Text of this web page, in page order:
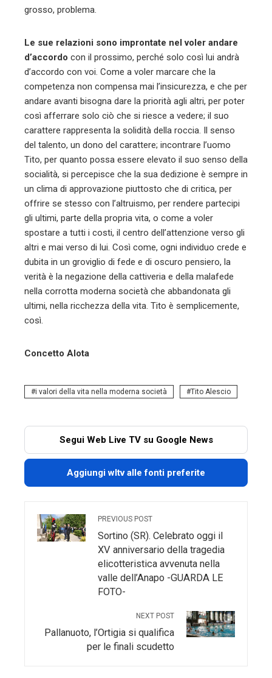
dubita in un groviglio di fede e di oscuro pensiero, la
nella corrotta moderna società che abbandonata gli
ultimi, nella ricchezza della vita. Tito è semplicemente,
così.
Concetto Alota
i valori della vita nella moderna società Tito Alescio
Segui Web Live TV su Google News
Aggiungi wltv alle fonti preferite
Sortino (SR). Celebrato oggi il
XV anniversario della tragedia
elicotteristica avvenuta nella
per le finali scudetto
RELATED POSTS
Lutto nel teatro siracusano: morto Enzo